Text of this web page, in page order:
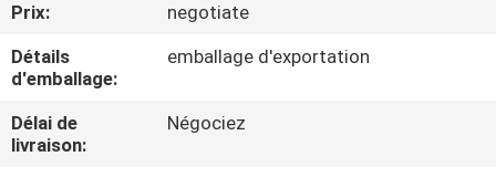
CONTRÔLE
DE
QUALITÉ
Prix:
negotiate
Détails
d'emballage:
emballage d'exportation
Délai de
livraison:
Négociez